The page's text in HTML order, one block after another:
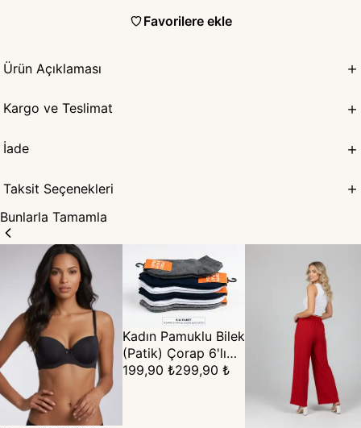
Favorilere ekle
Ürün Açıklaması
Kargo ve Teslimat
İade
Taksit Seçenekleri
Bunlarla Tamamla
Kadın Pamuklu Bilek
(Patik) Çorap 6'lı
Set (36-40)
199,90 ₺299,90 ₺